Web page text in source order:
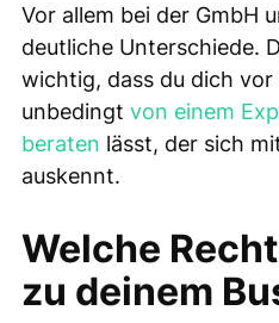
Vor allem bei der GmbH
deutliche Unterschiede.
wichtig, dass du dich vor
unbedingt von einem
beraten lässt, der sich
auskennt.
Welche
zu deinem